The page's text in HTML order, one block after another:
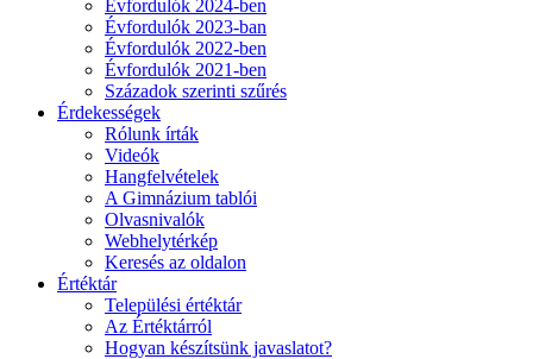
Évfordulók 2024-ben
Évfordulók 2023-ban
Évfordulók 2022-ben
Évfordulók 2021-ben
Századok szerinti szűrés
Érdekességek
Rólunk írták
Videók
Hangfelvételek
A Gimnázium tablói
Olvasnivalók
Webhelytérkép
Keresés az oldalon
Értéktár
Települési értéktár
Az Értéktárról
Hogyan készítsünk javaslatot?